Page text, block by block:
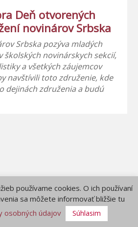
Deň otvorených
novinárov Srbska
Srbska pozýva mladých
školských novinárskych sekcií,
a všetkých záujemcov
navštívili toto združenie, kde
dejinách združenia a budú
používame cookies. O ich používaní
sa môžete informovať bližšie tu
osobných údajov
Súhlasim